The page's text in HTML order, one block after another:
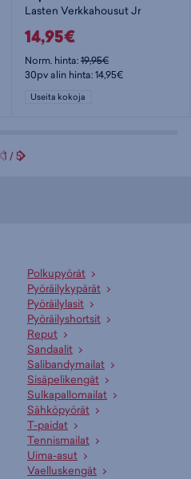
Lasten Verkkahousut Jr
14,95€
Norm. hinta:19,95€
30pv alin hinta: 14,95€
Useita kokoja
1 /5
Polkupyörät
Pyöräilykypärät
Pyöräilylasit
Pyöräilyshortsit
Reput
Sandaalit
Salibandymailat
Sisäpelikengät
Sulkapallomailat
Sähköpyörät
T-paidat
Tennismailat
Uima-asut
Vaelluskengät